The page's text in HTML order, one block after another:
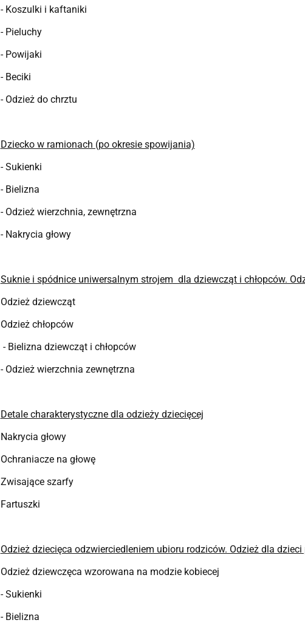
- Koszulki i kaftaniki
- Pieluchy
- Powijaki
- Beciki
- Odzież do chrztu
Dziecko w ramionach (po okresie spowijania)
- Sukienki
- Bielizna
- Odzież wierzchnia, zewnętrzna
- Nakrycia głowy
Suknie i spódnice uniwersalnym strojem dla dziewcząt i chłopców.
Odzież dziewcząt
Odzież chłopców
- Bielizna dziewcząt i chłopców
- Odzież wierzchnia zewnętrzna
Detale charakterystyczne dla odzieży dziecięcej
Nakrycia głowy
Ochraniacze na głowę
Zwisające szarfy
Fartuszki
Odzież dziecięca odzwierciedleniem ubioru rodziców. Odzież dla
Odzież dziewczęca wzorowana na modzie kobiecej
- Sukienki
- Bielizna